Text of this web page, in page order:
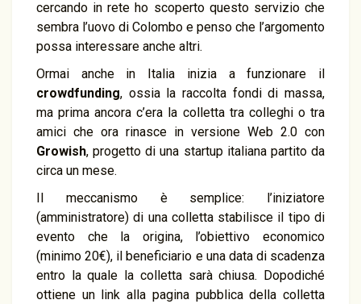
cercando in rete ho scoperto questo servizio che
sembra l’uovo di Colombo e penso che l’argomento
possa interessare anche altri.
Ormai anche in Italia inizia a funzionare il
crowdfunding, ossia la raccolta fondi di massa,
ma prima ancora c’era la colletta tra colleghi o tra
amici che ora rinasce in versione Web 2.0 con
Growish, progetto di una startup italiana partito da
circa un mese.
Il meccanismo è semplice: l’iniziatore
(amministratore) di una colletta stabilisce il tipo di
evento che la origina, l’obiettivo economico
(minimo 20€), il beneficiario e una data di scadenza
entro la quale la colletta sarà chiusa. Dopodiché
ottiene un link alla pagina pubblica della colletta